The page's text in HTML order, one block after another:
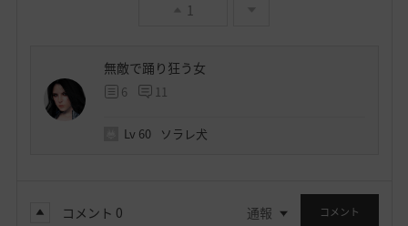
1
無敵で踊り狂う女
6 11
Lv 60 ソラレ犬
コメント 0 通報 コメント